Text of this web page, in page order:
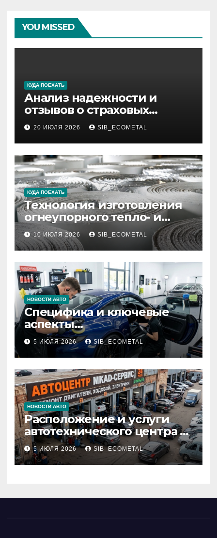
YOU MISSED
КУДА ПОЕХАТЬ
Анализ надежности и
отзывов о страховых
компаниях по итогам 2026
года
20 ИЮЛЯ 2026 SIB_ECOMETAL
КУДА ПОЕХАТЬ
Технология изготовления
огнеупорного тепло- и
звукоизоляционного
картона МКРК-500 из
муллитокремнеземистого
волокна
10 ИЮЛЯ 2026 SIB_ECOMETAL
НОВОСТИ АВТО
Специфика и ключевые
аспекты
профессионального
детейлинга кузова и
салона
5 ИЮЛЯ 2026 SIB_ECOMETAL
НОВОСТИ АВТО
Расположение и услуги
автотехнического центра в
районе 84-го километра
МКАД
5 ИЮЛЯ 2026 SIB_ECOMETAL